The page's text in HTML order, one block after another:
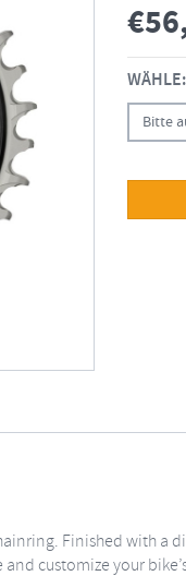
€
WÄHLE:
Bitte
Finished with
customize your